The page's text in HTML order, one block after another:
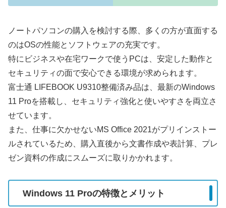
ノートパソコンの購入を検討する際、多くの方が直面する
のはOSの性能とソフトウェアの充実です。
特にビジネスや在宅ワークで使うPCは、安定した動作と
セキュリティの面で安心できる環境が求められます。
富士通 LIFEBOOK U9310整備済み品は、最新のWindows
11 Proを搭載し、セキュリティ強化と使いやすさを両立さ
せています。
また、仕事に欠かせないMS Office 2021がプリインストー
ルされているため、購入直後から文書作成や表計算、プレ
ゼン資料の作成にスムーズに取りかかれます。
Windows 11 Proの特徴とメリット